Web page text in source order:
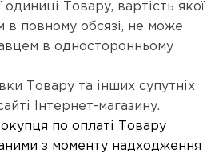
Товару, вартість якої
в повному обсязі, не може
в односторонньому
Товару та інших супутніх
Інтернет-магазину.
по оплаті Товару
з моменту надходження